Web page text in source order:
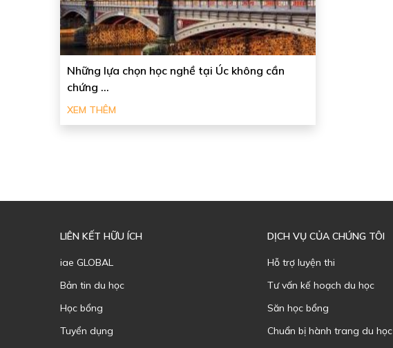
Những lựa chọn học nghề tại Úc không cần
chứng ...
XEM THÊM
LIÊN KẾT HỮU ÍCH
iae GLOBAL
Bản tin du học
Học bổng
Tuyển dụng
DỊCH VỤ CỦA CHÚNG TÔI
Hỗ trợ luyện thi
Tư vấn kế hoạch du học
Săn học bổng
Chuẩn bị hành trang du học